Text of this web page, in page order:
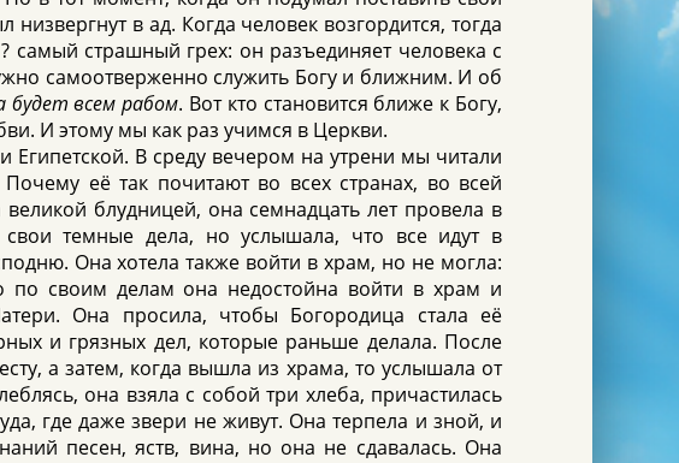
в ад. Когда человек возгордится, тогда
самый страшный грех: он разъединяет человека с
самоотверженно служить Богу и ближним. И об
всем рабом. Вот кто становится ближе к Богу,
И этому мы как раз учимся в Церкви.
В среду вечером на утрени мы читали
её так почитают во всех странах, во всей
блудницей, она семнадцать лет провела в
темные дела, но услышала, что все идут в
Она хотела также войти в храм, но не могла:
по своим делам она недостойна войти в храм и
Она просила, чтобы Богородица стала её
и грязных дел, которые раньше делала. После
а затем, когда вышла из храма, то услышала от
она взяла с собой три хлеба, причастилась
где даже звери не живут. Она терпела и зной, и
песен, яств, вина, но она не сдавалась. Она